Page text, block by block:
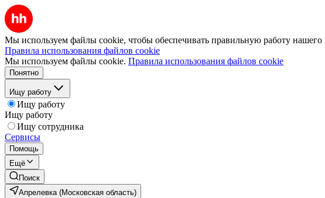
Мы используем файлы cookie, чтобы обеспечивать правильную работу нашего
Правила использования файлов cookie
Мы используем файлы cookie. Правила использования файлов cookie
Понятно
Ищу работу
Ищу работу
Ищу работу
Ищу сотрудника
Сервисы
Помощь
Ещё
Поиск
Апрелевка (Московская область)